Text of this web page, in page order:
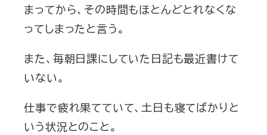
まってから、その時間もほとんどとれなくな
ってしまったと言う。
また、毎朝日課にしていた日記も最近書けて
いない。
仕事で疲れ果てていて、土日も寝てばかりと
いう状況とのこと。